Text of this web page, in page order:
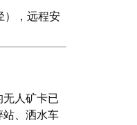
），远程安
人矿卡已
、洒水车